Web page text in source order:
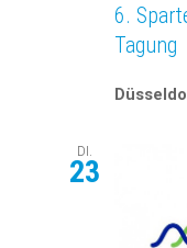
6.
Tagung
DI.
23